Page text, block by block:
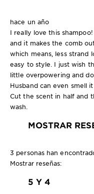
hace un año
I really love this
and it makes the comb
which means, less strand
easy to style. I just wish
little overpowering and
Husband can even smell
Cut the scent in half and
wash.
MOSTRAR
3 personas han
Mostrar reseñas:
5 Y 4